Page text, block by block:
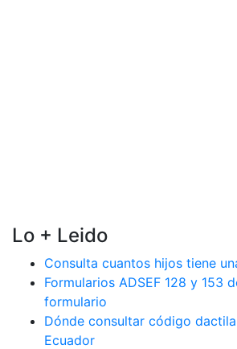
Lo + Leido
Consulta cuantos hijos tiene
Formularios ADSEF 128 y 153
formulario
Dónde consultar código
Ecuador